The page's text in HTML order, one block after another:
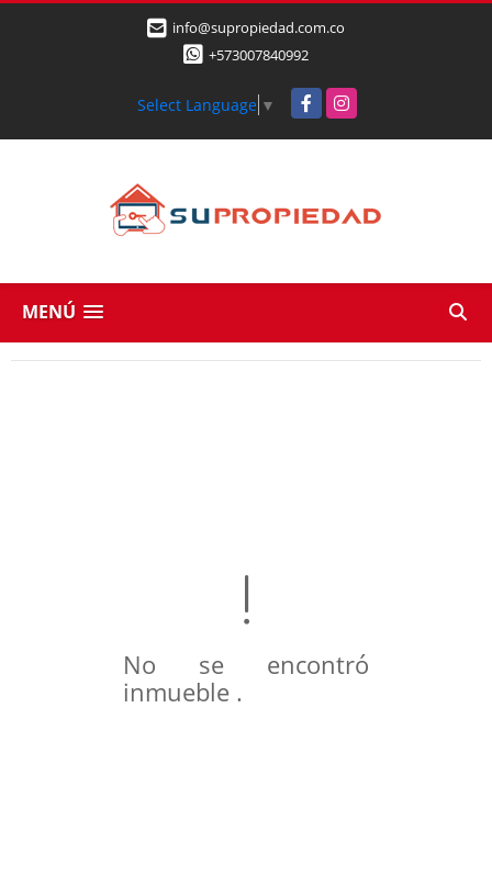
info@supropiedad.com.co
+573007840992
Select Language ▼ FacebookInstagram
MENÚ
No se encontró
inmueble .